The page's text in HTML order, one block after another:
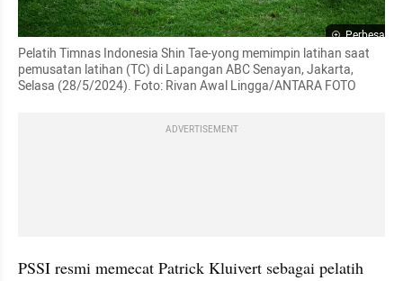
Perbesar
Pelatih Timnas Indonesia Shin Tae-yong memimpin latihan saat
pemusatan latihan (TC) di Lapangan ABC Senayan, Jakarta,
Selasa (28/5/2024). Foto: Rivan Awal Lingga/ANTARA FOTO
ADVERTISEMENT
PSSI resmi memecat Patrick Kluivert sebagai pelatih